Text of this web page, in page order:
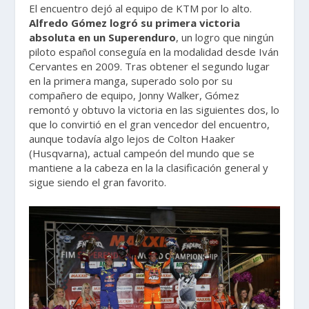
El encuentro dejó al equipo de KTM por lo alto.
Alfredo Gómez logró su primera victoria
absoluta en un Superenduro, un logro que ningún
piloto español conseguía en la modalidad desde Iván
Cervantes en 2009. Tras obtener el segundo lugar
en la primera manga, superado solo por su
compañero de equipo, Jonny Walker, Gómez
remontó y obtuvo la victoria en las siguientes dos, lo
que lo convirtió en el gran vencedor del encuentro,
aunque todavía algo lejos de Colton Haaker
(Husqvarna), actual campeón del mundo que se
mantiene a la cabeza en la la clasificación general y
sigue siendo el gran favorito.